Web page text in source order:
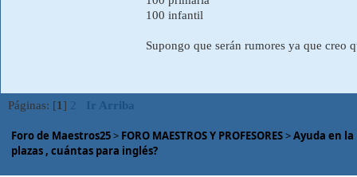
100 infantil
Supongo que serán rumores ya que creo
Páginas: [1] 2 Ir Arriba
Foro de Maestros25> FORO MAESTROS Y PROFESORES>Ayuda en
plazas , cuántas para inglés?